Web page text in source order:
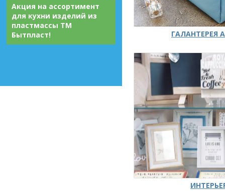
Акция на ассортимент
для кухни изделий из
пластмассы ТМ
Бытпласт!
ГАЛАНТЕРЕЯ